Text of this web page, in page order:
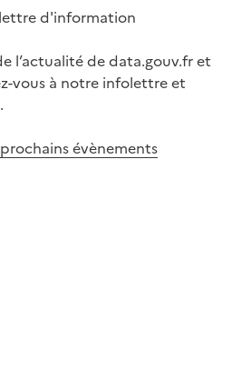
d'information
l’actualité de data.gouv.fr et
vous à notre infolettre et
évènements